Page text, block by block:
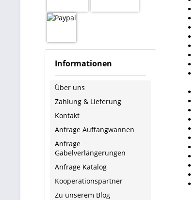
Informationen
Über uns
Zahlung & Lieferung
Kontakt
Anfrage Auffangwannen
Anfrage
Gabelverlängerungen
Anfrage Katalog
Kooperationspartner
Zu unserem Blog